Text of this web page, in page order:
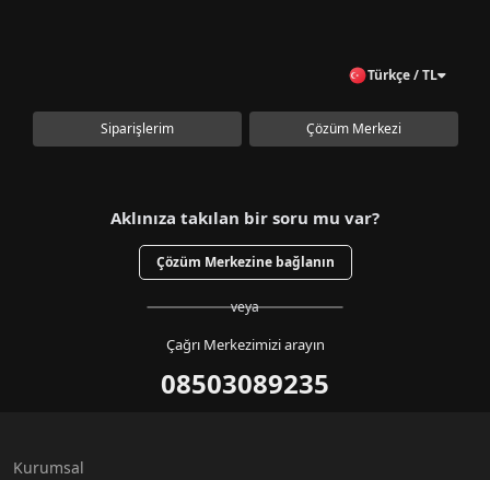
Türkçe / TL
Siparişlerim Çözüm Merkezi
Aklınıza takılan bir soru mu var?
Çözüm Merkezine bağlanın
veya
Çağrı Merkezimizi arayın
08503089235
Kurumsal